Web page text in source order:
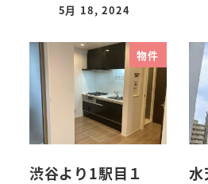
5月 18, 2024
物件
渋谷より1駅目１
水